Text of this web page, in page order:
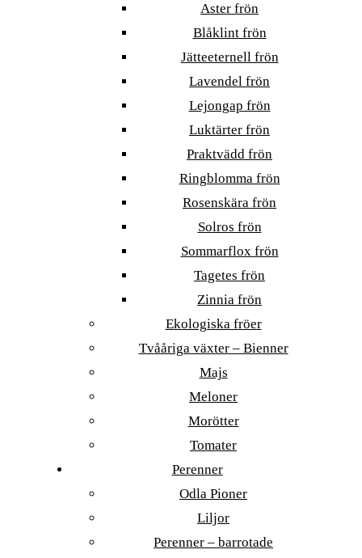
Aster frön
Blåklint frön
Jätteeternell frön
Lavendel frön
Lejongap frön
Luktärter frön
Praktvädd frön
Ringblomma frön
Rosenskära frön
Solros frön
Sommarflox frön
Tagetes frön
Zinnia frön
Ekologiska fröer
Tvååriga växter – Bienner
Majs
Meloner
Morötter
Tomater
Perenner
Odla Pioner
Liljor
Perenner – barrotade